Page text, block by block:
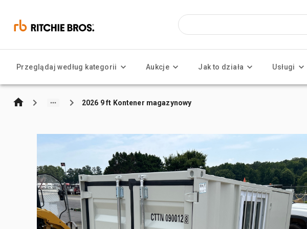
Przeglądaj według kategorii Aukcje Jak to działa Usługi
2026 9 ft Kontener magazynowy